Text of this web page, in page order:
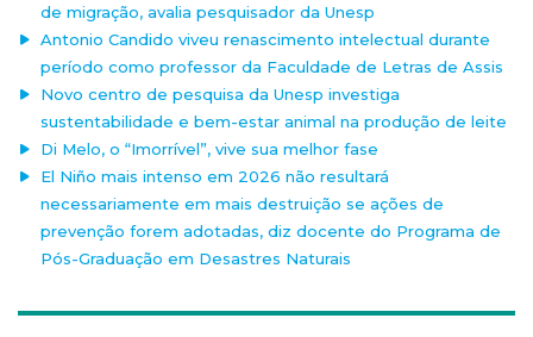
de migração, avalia pesquisador da Unesp
Antonio Candido viveu renascimento intelectual durante
período como professor da Faculdade de Letras de Assis
Novo centro de pesquisa da Unesp investiga
sustentabilidade e bem-estar animal na produção de leite
Di Melo, o “Imorrível”, vive sua melhor fase
El Niño mais intenso em 2026 não resultará
necessariamente em mais destruição se ações de
prevenção forem adotadas, diz docente do Programa de
Pós-Graduação em Desastres Naturais